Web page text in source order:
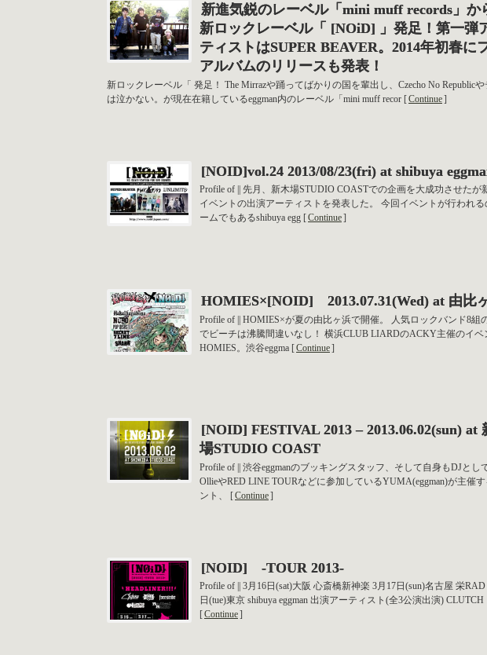
新進気鋭のレーベル「mini muff records」か
新ロックレーベル「 [NOiD] 」発足！第一弾
ティストはSUPER BEAVER。2014年初春に
アルバムのリリースも発表！
新ロックレーベル「 発足！ The Mirrazや踊ってばかりの国を輩出し、Czecho No Republicや
は泣かない。が現在在籍しているeggman内のレーベル「mini muff recor [Continue]
[NOID]vol.24 2013/08/23(fri) at shibuya
Profile of || 先月、新木場STUDIO COASTでの企画を大成功させたが
イベントの出演アーティストを発表した。 今回イベントが行われる
ームでもあるshibuya egg [Continue]
HOMIES×[NOID] 2013.07.31(Wed) at 由比
Profile of || HOMIES×が夏の由比ヶ浜で開催。 人気ロックバンド8組
でビーチは沸騰間違いなし！ 横浜CLUB LIARDのACKY主催のイベ
HOMIES。渋谷eggma [Continue]
[NOID] FESTIVAL 2013 – 2013.06.02(sun) at
場STUDIO COAST
Profile of || 渋谷eggmanのブッキングスタッフ、そして自身もDJとし
OllieやRED LINE TOURなどに参加しているYUMA(eggman)が主催
ント、 [Continue]
[NOID] -TOUR 2013-
Profile of || 3月16日(sat)大阪 心斎橋新神楽 3月17日(sun)名古屋 栄RAD
日(tue)東京 shibuya eggman 出演アーティスト(全3公演出演) CLUTCH
[Continue]